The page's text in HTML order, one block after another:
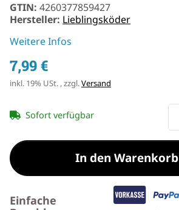
GTIN: 4260377859427
Hersteller: Lieblingsköder
Weitere Infos
7,99 €
inkl. 19% USt. , zzgl.Versand
Sofort verfügbar
In den Warenkorb
Einfache